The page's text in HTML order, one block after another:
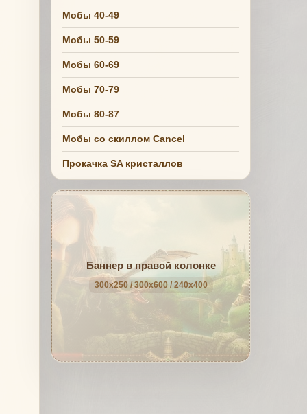
Мобы 40-49
Мобы 50-59
Мобы 60-69
Мобы 70-79
Мобы 80-87
Мобы со скиллом Cancel
Прокачка SA кристаллов
Баннер в правой колонке
300x250 / 300x600 / 240x400